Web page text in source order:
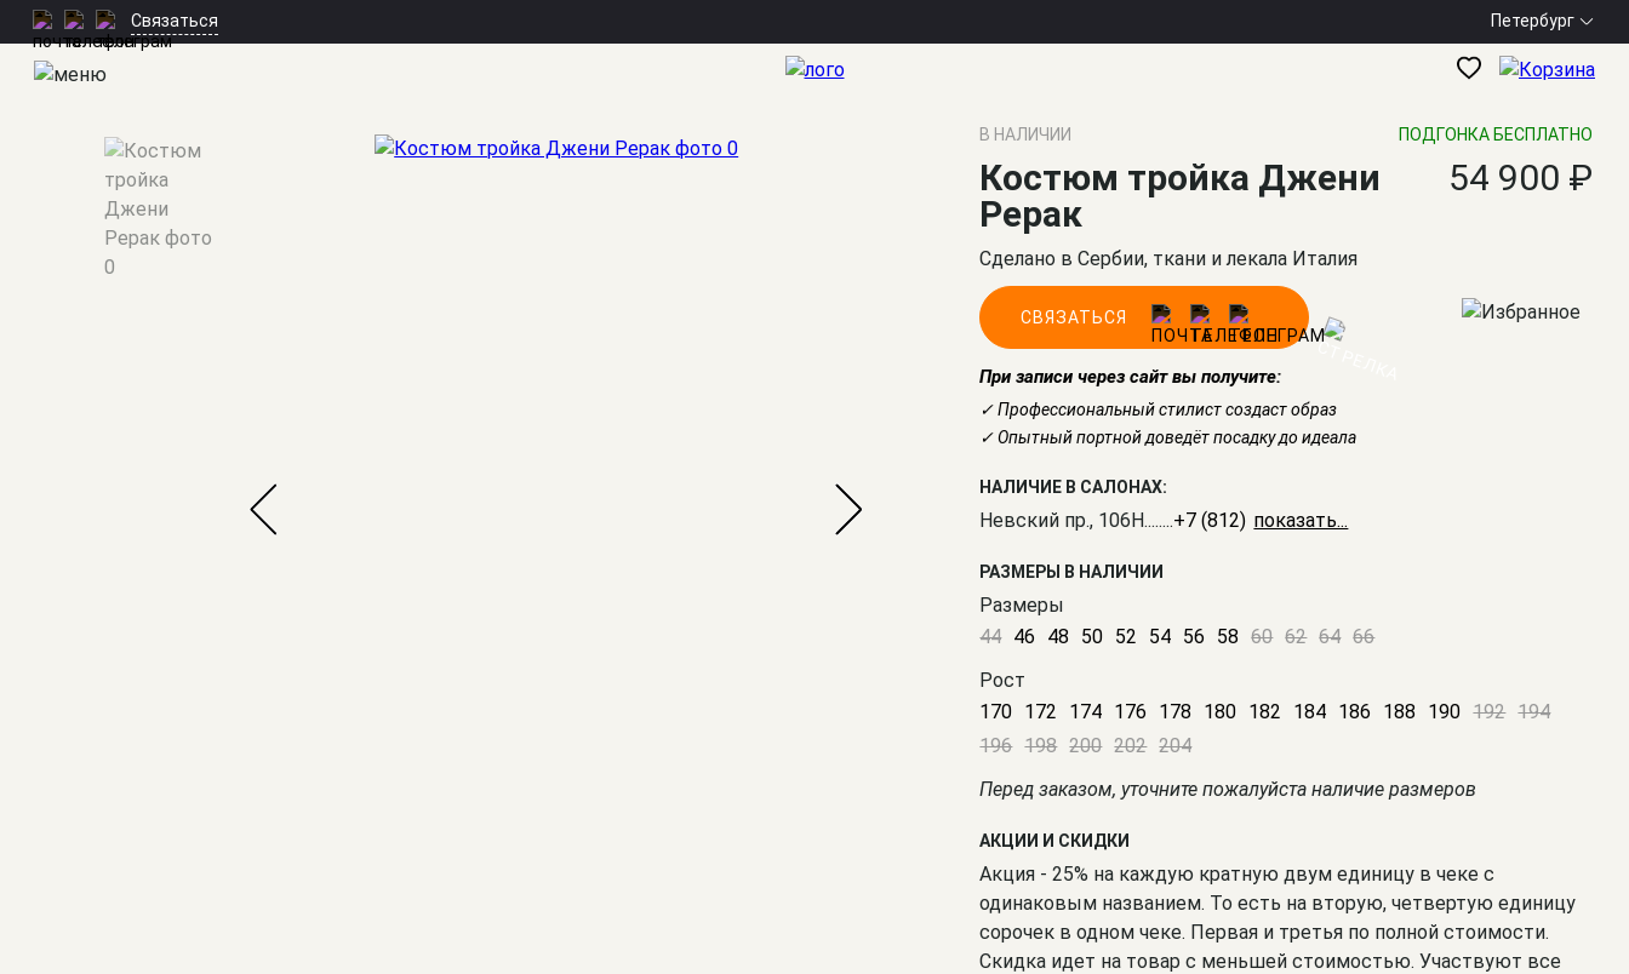
Связаться Петербург
Мужские костюмы
В НАЛИЧИИ ПОДГОНКА БЕСПЛАТНО
Костюм тройка Джени
Рерак
54 900 ₽
Сделано в Сербии, ткани и лекала Италия
СВЯЗАТЬСЯ
При записи через сайт вы получите:
✓ Профессиональный стилист создаст образ
✓ Опытный портной доведёт посадку до идеала
НАЛИЧИЕ В САЛОНАХ:
Невский пр., 106Н........+7 (812) 309-16-55
РАЗМЕРЫ В НАЛИЧИИ
Размеры
44 46 48 50 52 54 56 58 60 62 64 66
Рост
170 172 174 176 178 180 182 184 186 188 190 192 194
196 198 200 202 204
Перед заказом, уточните пожалуйста наличие размеров
АКЦИИ И СКИДКИ
Акция - 25% на каждую кратную двум единицу в чеке с
одинаковым названием. То есть на вторую, четвертую единицу
сорочек в одном чеке. Первая и третья по полной стоимости.
Скидка идет на товар с меньшей стоимостью. Участвуют все